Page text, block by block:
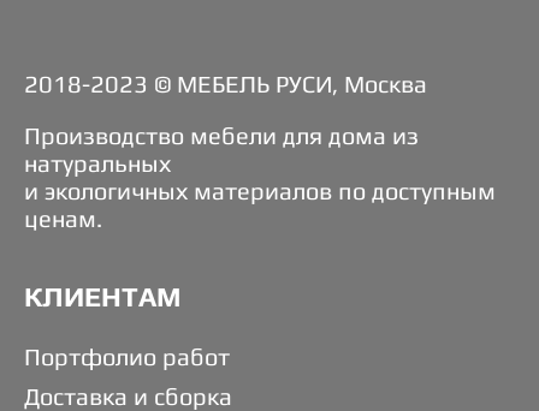
2018-2023 © МЕБЕЛЬ РУСИ, Москва
Производство мебели для дома из
натуральных
и экологичных материалов по доступным
ценам.
КЛИЕНТАМ
Портфолио работ
Доставка и сборка